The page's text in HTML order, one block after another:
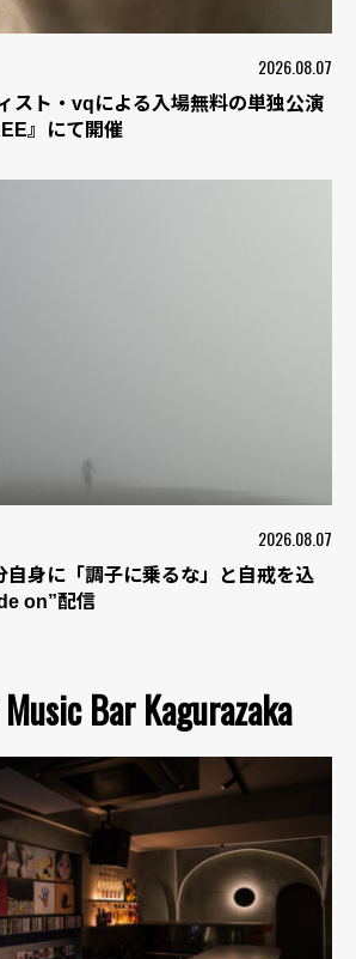
2026.08.07
スト・vqによる入場無料の単独公演
』にて開催
2026.08.07
自身に「調子に乗るな」と自戒を込
on”配信
Bar Kagurazaka